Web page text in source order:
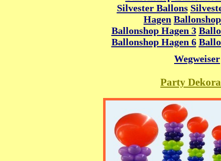
Silvester Ballons
Hagen
Ballonshop Hagen 3
Ballonshop Hagen 6
Wegweiser
Party